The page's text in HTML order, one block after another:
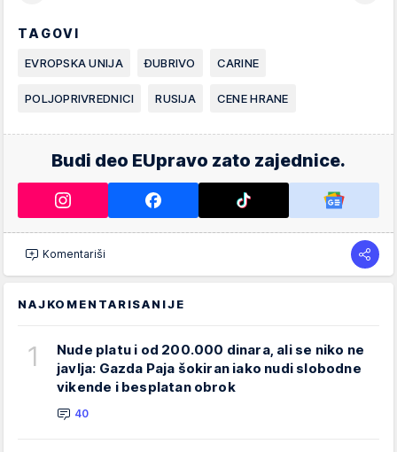
TAGOVI
EVROPSKA UNIJA ĐUBRIVO CARINE
POLJOPRIVREDNICI RUSIJA CENE HRANE
Budi deo EUpravo zato zajednice.
Komentariši
NAJKOMENTARISANIJE
1
Nude platu i od 200.000 dinara, ali se niko ne
javlja: Gazda Paja šokiran iako nudi slobodne
vikende i besplatan obrok
40